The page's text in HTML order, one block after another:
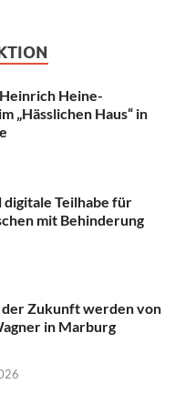
Heine-
„Hässlichen Haus“ in
Teilhabe für
mit Behinderung
Zukunft werden von
in Marburg